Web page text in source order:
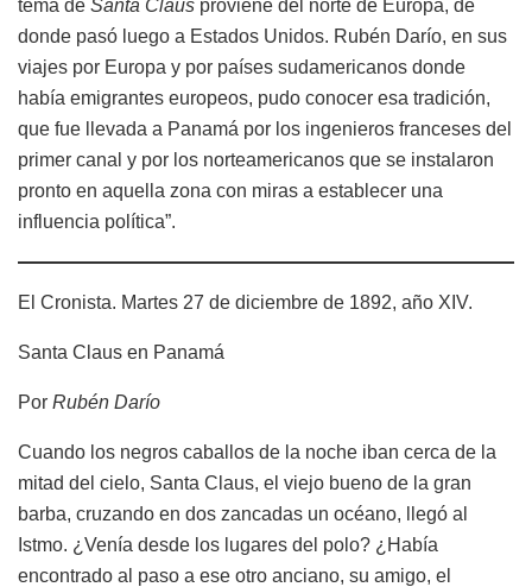
tema de Santa Claus proviene del norte de Europa, de
donde pasó luego a Estados Unidos. Rubén Darío, en sus
viajes por Europa y por países sudamericanos donde
había emigrantes europeos, pudo conocer esa tradición,
que fue llevada a Panamá por los ingenieros franceses del
primer canal y por los norteamericanos que se instalaron
pronto en aquella zona con miras a establecer una
influencia política”.
El Cronista. Martes 27 de diciembre de 1892, año XIV.
Santa Claus en Panamá
Por Rubén Darío
Cuando los negros caballos de la noche iban cerca de la
mitad del cielo, Santa Claus, el viejo bueno de la gran
barba, cruzando en dos zancadas un océano, llegó al
Istmo. ¿Venía desde los lugares del polo? ¿Había
encontrado al paso a ese otro anciano, su amigo, el